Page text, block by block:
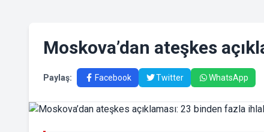
Moskova’dan ateşkes
Paylaş: Facebook Twitter WhatsApp